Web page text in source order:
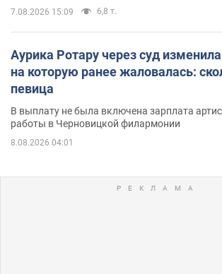
7.08.2026 15:09 6,8 т.
Аурика Ротару через суд
на которую ранее жаловалась:
певица
В выплату не была включена зарплата
работы в Черновицкой филармонии
8.08.2026 04:01